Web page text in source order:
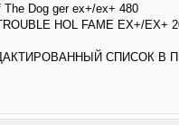
The Dog ger ex+/ex+ 480
HOL FAME EX+/EX+
СПИСОК В